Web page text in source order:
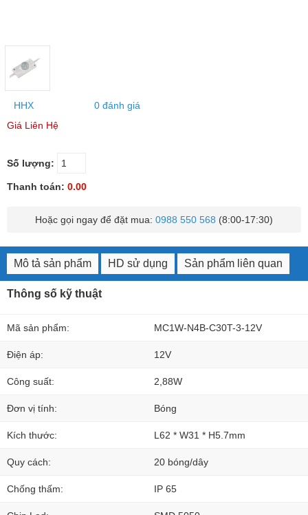
HHX
0 đánh giá
Giá Liên Hệ
Số lượng:
Thanh toán: 0.00
Hoặc gọi ngay để đặt mua: 0988 550 568 (8:00-17:30)
Mô tả sản phẩm HD sử dụng Sản phẩm liên quan
Thông số kỹ thuật
Mã sản phẩm: MC1W-N4B-C30T-3-12V
Điện áp: 12V
Công suất: 2,88W
Đơn vị tính: Bóng
Kích thước: L62 * W31 * H5.7mm
Quy cách: 20 bóng/dây
Chống thấm: IP 65